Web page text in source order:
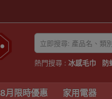
熱門搜尋 : 冰感毛巾 防
8月限時優惠 家用電器